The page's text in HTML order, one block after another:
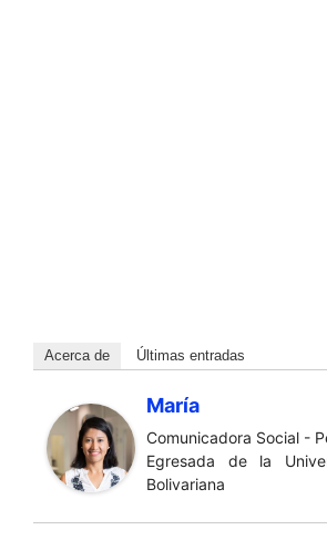
Acerca de Últimas entradas
María
Comunicadora Social -
Egresada de la
Bolivariana